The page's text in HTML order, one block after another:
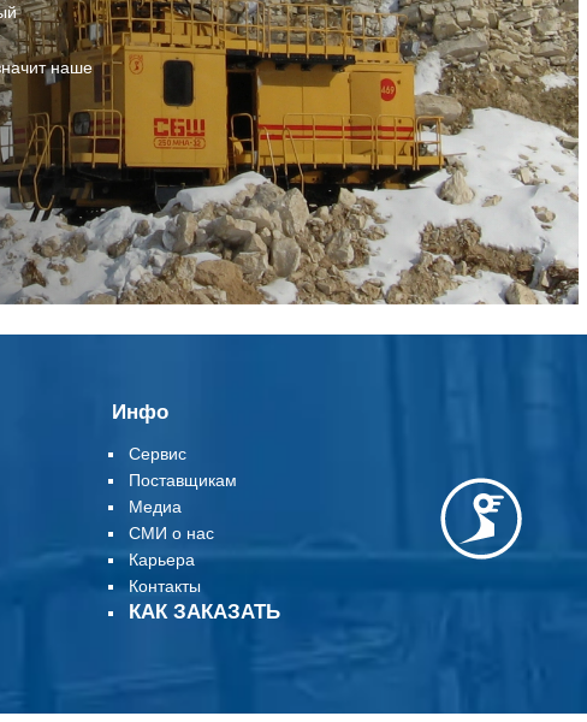
наше
Инфо
Сервис
Поставщикам
Медиа
СМИ о нас
Карьера
Контакты
КАК ЗАКАЗАТЬ